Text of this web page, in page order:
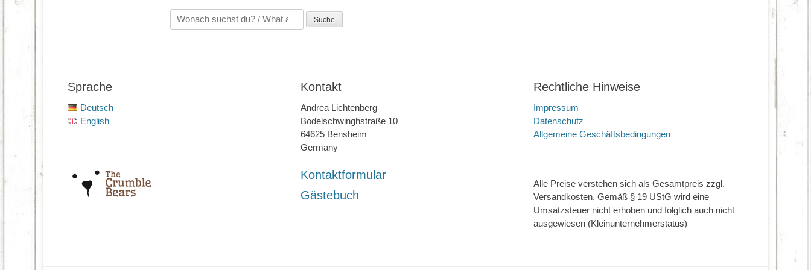
Suche
nach:
Sprache
Deutsch
English
Kontakt
Andrea Lichtenberg
Bodelschwinghstraße 10
64625 Bensheim
Germany
Kontaktformular
Gästebuch
Rechtliche Hinweise
Impressum
Datenschutz
Allgemeine Geschäftsbedingungen
Alle Preise verstehen sich als Gesamtpreis zzgl.
Versandkosten. Gemäß § 19 UStG wird eine
Umsatzsteuer nicht erhoben und folglich auch nicht
ausgewiesen (Kleinunternehmerstatus)